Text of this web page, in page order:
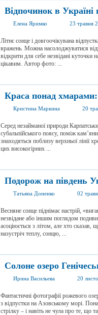
Відпочинок в Україні
Елена Яримко 23 травня
Літнє сонце і довгоочікувана
вражень. Можна насолоджуватися
відкрити для себе незвідані куточки
цікавим. Автор фото: ...
Краса понад хмарами:
Кристина Маркина 20
Серед незайманої природи
субальпійського поясу, поміж
знаходяться поблизу верхньої лінії
цих високогірних ...
Подорож на південь
Татьяна Доненко 02
Весняне сонце піднімає настрій,
незвідане або іншим поглядом
асоціюється з літом, але хто
назустріч теплу, сонцю, ...
Солоне озеро
Ирина Васильева 20
Фантастичні фотографії рожевого
з відпустки на Азовському морі.
стрілку – і навіть не чула про те, що